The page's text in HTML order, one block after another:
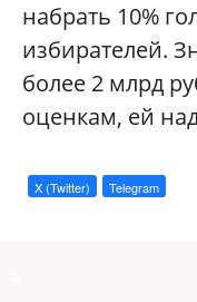
набрать 10%
избирателей.
более 2 млрд
оценкам, ей
X (Twitter) Telegram